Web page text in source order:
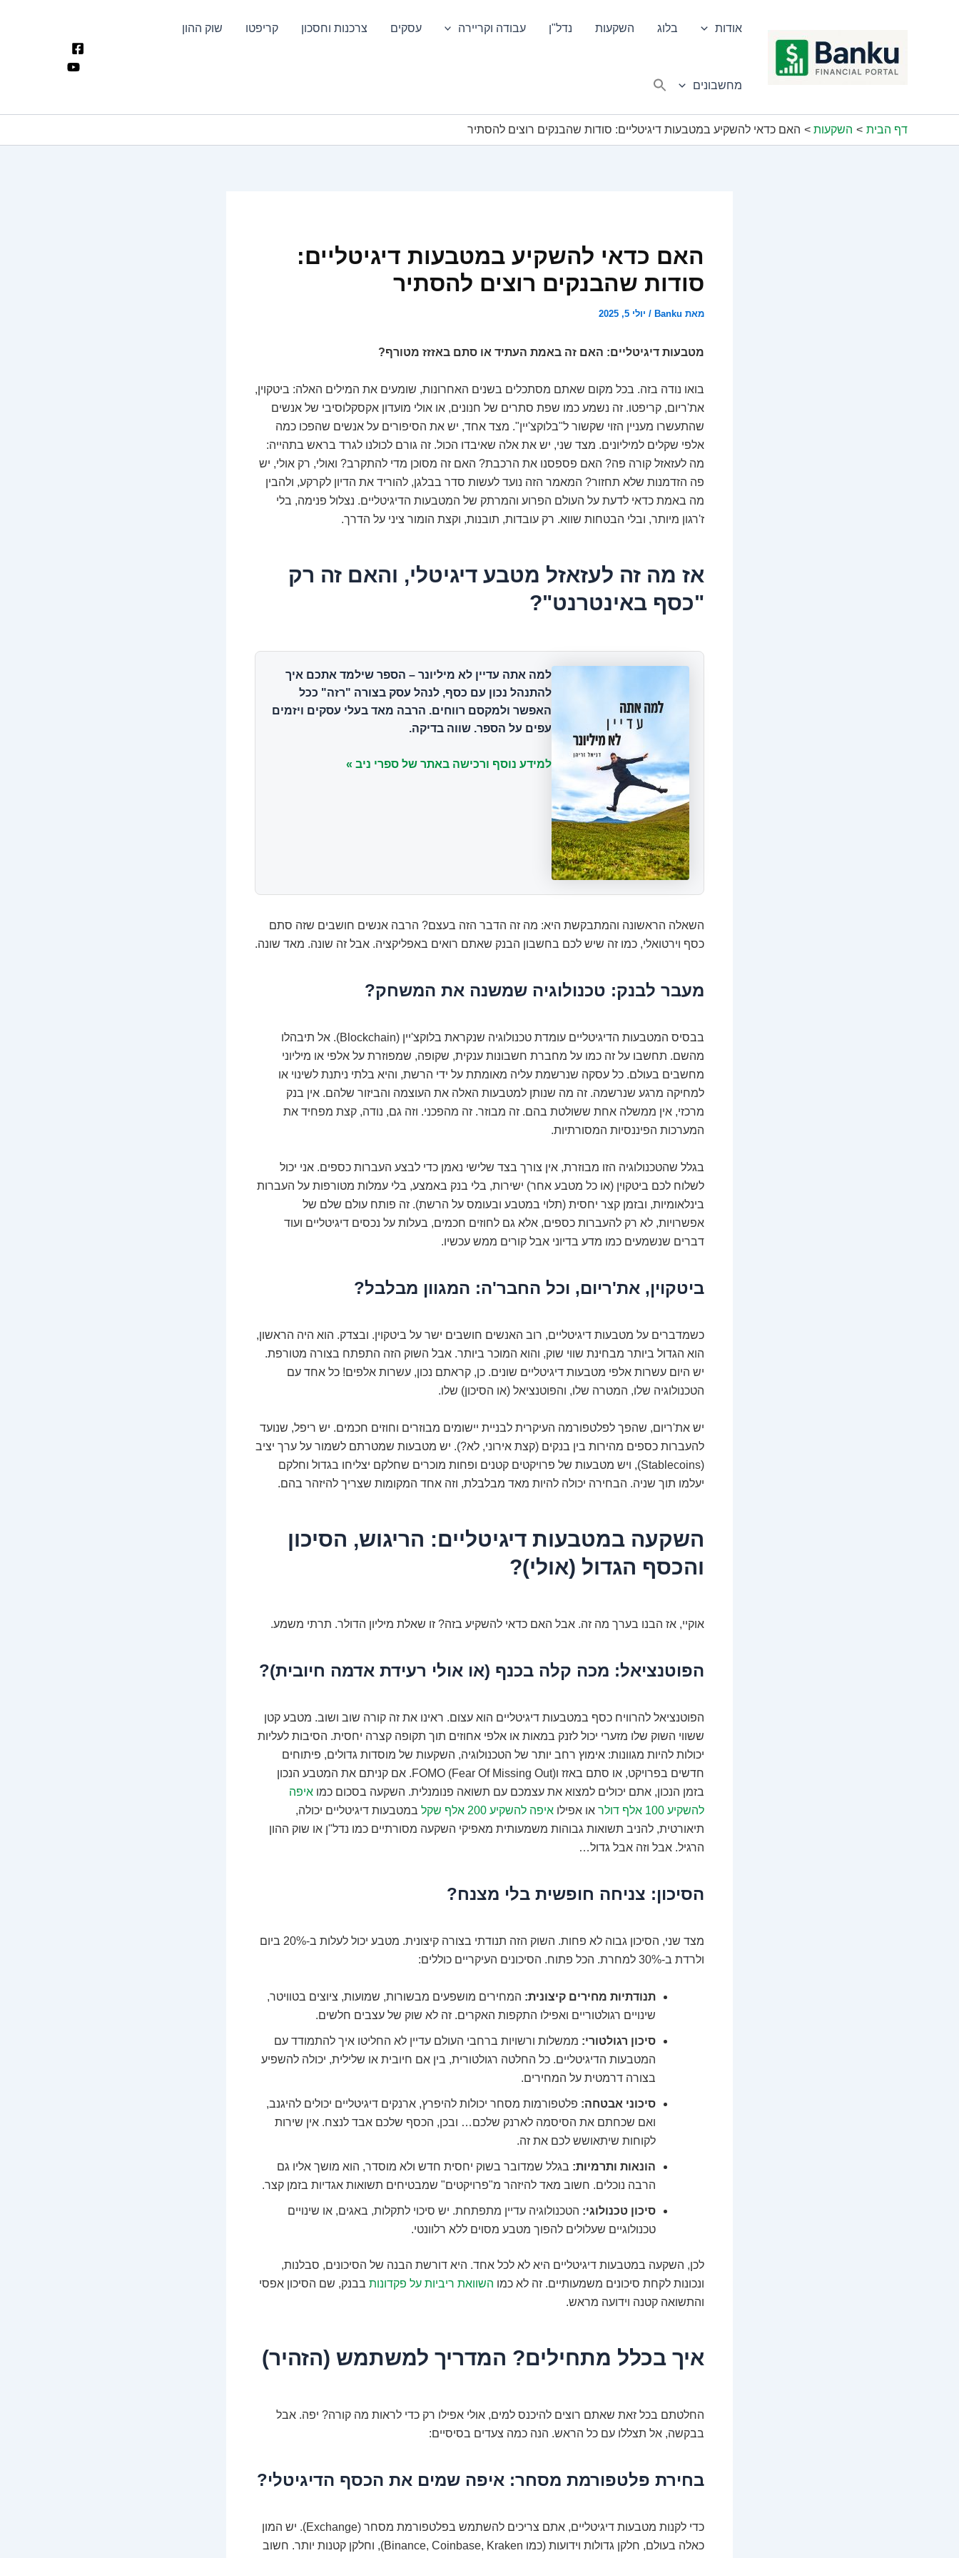
אודות בלוג השקעות נדל"ן עבודה וקריירה עסקים צרכנות וחסכון קריפטו שוק ההון
מחשבונים
דף הבית השקעות האם כדאי להשקיע במטבעות דיגיטליים: סודות שהבנקים רוצים להסתיר
האם כדאי להשקיע במטבעות דיגיטליים:
סודות שהבנקים רוצים להסתיר
מאת Banku
/ יולי 5, 2025
מטבעות דיגיטליים: האם זה באמת העתיד או סתם באזזז מטורף?
בואו נודה בזה. בכל מקום שאתם מסתכלים בשנים האחרונות, שומעים את המילים האלה: ביטקוין,
את'ריום, קריפטו. זה נשמע כמו שפת סתרים של חנונים, או אולי מועדון אקסקלוסיבי של אנשים
שהתעשרו מעניין הזוי שקשור ל"בלוקצ'יין". מצד אחד, יש את הסיפורים על אנשים שהפכו כמה
אלפי שקלים למיליונים. מצד שני, יש את אלה שאיבדו הכול. זה גורם לכולנו לגרד בראש בתהייה:
מה לעזאזל קורה פה? האם פספסנו את הרכבת? האם זה מסוכן מדי להתקרב? ואולי, רק אולי, יש
פה הזדמנות שלא תחזור? המאמר הזה נועד לעשות סדר בבלגן, להוריד את הדיון לקרקע, ולהבין
מה באמת כדאי לדעת על העולם הפרוע והמרתק של המטבעות הדיגיטליים. נצלול פנימה, בלי
ז'רגון מיותר, ובלי הבטחות שווא. רק עובדות, תובנות, וקצת הומור ציני על הדרך.
אז מה זה לעזאזל מטבע דיגיטלי, והאם זה רק
"כסף באינטרנט"?
למה אתה עדיין לא מיליונר – הספר שילמד אתכם איך
להתנהל נכון עם כסף, לנהל עסק בצורה "רזה" ככל
האפשר ולמקסם רווחים. הרבה מאד בעלי עסקים ויזמים
עפים על הספר. שווה בדיקה.
למידע נוסף ורכישה באתר של ספרי ניב »
השאלה הראשונה והמתבקשת היא: מה זה הדבר הזה בעצם? הרבה אנשים חושבים שזה סתם
כסף וירטואלי, כמו זה שיש לכם בחשבון הבנק שאתם רואים באפליקציה. אבל זה שונה. מאד שונה.
מעבר לבנק: טכנולוגיה שמשנה את המשחק?
בבסיס המטבעות הדיגיטליים עומדת טכנולוגיה שנקראת בלוקצ'יין (Blockchain). אל תיבהלו
מהשם. תחשבו על זה כמו על מחברת חשבונות ענקית, שקופה, שמפוזרת על אלפי או מיליוני
מחשבים בעולם. כל עסקה שנרשמת עליה מאומתת על ידי הרשת, והיא בלתי ניתנת לשינוי או
למחיקה מרגע שנרשמה. זה מה שנותן למטבעות האלה את העוצמה והביזור שלהם. אין בנק
מרכזי, אין ממשלה אחת ששולטת בהם. זה מבוזר. זה מהפכני. וזה גם, נודה, קצת מפחיד את
המערכות הפיננסיות המסורתיות.
בגלל שהטכנולוגיה הזו מבוזרת, אין צורך בצד שלישי נאמן כדי לבצע העברות כספים. אני יכול
לשלוח לכם ביטקוין (או כל מטבע אחר) ישירות, בלי בנק באמצע, בלי עמלות מטורפות על העברות
בינלאומיות, ובזמן קצר יחסית (תלוי במטבע ובעומס על הרשת). זה פותח עולם שלם של
אפשרויות, לא רק להעברות כספים, אלא גם לחוזים חכמים, בעלות על נכסים דיגיטליים ועוד
דברים שנשמעים כמו מדע בדיוני אבל קורים ממש עכשיו.
ביטקוין, את'ריום, וכל החבר'ה: המגוון מבלבל?
כשמדברים על מטבעות דיגיטליים, רוב האנשים חושבים ישר על ביטקוין. ובצדק. הוא היה הראשון,
הוא הגדול ביותר מבחינת שווי שוק, והוא המוכר ביותר. אבל השוק הזה התפתח בצורה מטורפת.
יש היום עשרות אלפי מטבעות דיגיטליים שונים. כן, קראתם נכון, עשרות אלפים! כל אחד עם
הטכנולוגיה שלו, המטרה שלו, והפוטנציאל (או הסיכון) שלו.
יש את'ריום, שהפך לפלטפורמה העיקרית לבניית יישומים מבוזרים וחוזים חכמים. יש ריפל, שנועד
להעברות כספים מהירות בין בנקים (קצת אירוני, לא?). יש מטבעות שמטרתם לשמור על ערך יציב
(Stablecoins), ויש מטבעות של פרויקטים קטנים ופחות מוכרים שחלקם יצליחו בגדול וחלקם
יעלמו תוך שניה. הבחירה יכולה להיות מאד מבלבלת, וזה אחד המקומות שצריך להיזהר בהם.
השקעה במטבעות דיגיטליים: הריגוש, הסיכון
והכסף הגדול (אולי)?
אוקיי, אז הבנו בערך מה זה. אבל האם כדאי להשקיע בזה? זו שאלת מיליון הדולר. תרתי משמע.
הפוטנציאל: מכה קלה בכנף (או אולי רעידת אדמה חיובית)?
הפוטנציאל להרוויח כסף במטבעות דיגיטליים הוא עצום. ראינו את זה קורה שוב ושוב. מטבע קטן
ששווי השוק שלו מזערי יכול לזנק במאות או אלפי אחוזים תוך תקופה קצרה יחסית. הסיבות לעליות
יכולות להיות מגוונות: אימוץ רחב יותר של הטכנולוגיה, השקעות של מוסדות גדולים, פיתוחים
חדשים בפרויקט, או סתם באזז וFOMO (Fear Of Missing Out). אם קניתם את המטבע הנכון
בזמן הנכון, אתם יכולים למצוא את עצמכם עם תשואה פנומנלית. השקעה בסכום כמו איפה
להשקיע 100 אלף דולר
או אפילו איפה להשקיע 200 אלף שקל
במטבעות דיגיטליים יכולה,
תיאורטית, להניב תשואות גבוהות משמעותית מאפיקי השקעה מסורתיים כמו נדל"ן או שוק ההון
הרגיל. אבל וזה אבל גדול…
הסיכון: צניחה חופשית בלי מצנח?
מצד שני, הסיכון גבוה לא פחות. השוק הזה תנודתי בצורה קיצונית. מטבע יכול לעלות ב-20% ביום
ולרדת ב-30% למחרת. הכל פתוח. הסיכונים העיקריים כוללים:
תנודתיות מחירים קיצונית: המחירים מושפעים מבשורות, שמועות, ציוצים בטוויטר,
שינויים רגולטוריים ואפילו התקפות האקרים. זה לא שוק של עצבים חלשים.
סיכון רגולטורי: ממשלות ורשויות ברחבי העולם עדיין לא החליטו איך להתמודד עם
המטבעות הדיגיטליים. כל החלטה רגולטורית, בין אם חיובית או שלילית, יכולה להשפיע
בצורה דרמטית על המחירים.
סיכוני אבטחה: פלטפורמות מסחר יכולות להיפרץ, ארנקים דיגיטליים יכולים להיגנב,
ואם שכחתם את הסיסמה לארנק שלכם… ובכן, הכסף שלכם אבד לנצח. אין שירות
לקוחות שיתאושש לכם את זה.
הונאות ותרמיות: בגלל שמדובר בשוק יחסית חדש ולא מוסדר, הוא מושך אליו גם
הרבה נוכלים. חשוב מאד להיזהר מ"פרויקטים" שמבטיחים תשואות אגדיות בזמן קצר.
סיכון טכנולוגי: הטכנולוגיה עדיין מתפתחת. יש סיכוי לתקלות, באגים, או שינויים
טכנולוגיים שעלולים להפוך מטבע מסוים ללא רלוונטי.
לכן, השקעה במטבעות דיגיטליים היא לא לכל אחד. היא דורשת הבנה של הסיכונים, סבלנות,
ונכונות לקחת סיכונים משמעותיים. זה לא כמו השוואת ריביות על פקדונות בבנק, שם הסיכון אפסי
והתשואה קטנה וידועה מראש.
איך בכלל מתחילים? המדריך למשתמש (הזהיר)
החלטתם בכל זאת שאתם רוצים להיכנס למים, אולי אפילו רק כדי לראות מה קורה? יפה. אבל
בבקשה, אל תצללו עם כל הראש. הנה כמה צעדים בסיסיים:
בחירת פלטפורמת מסחר: איפה שמים את הכסף הדיגיטלי?
כדי לקנות מטבעות דיגיטליים, אתם צריכים להשתמש בפלטפורמת מסחר (Exchange). יש המון
כאלה בעולם, חלקן גדולות וידועות (כמו Binance, Coinbase, Kraken), וחלקן קטנות יותר. חשוב